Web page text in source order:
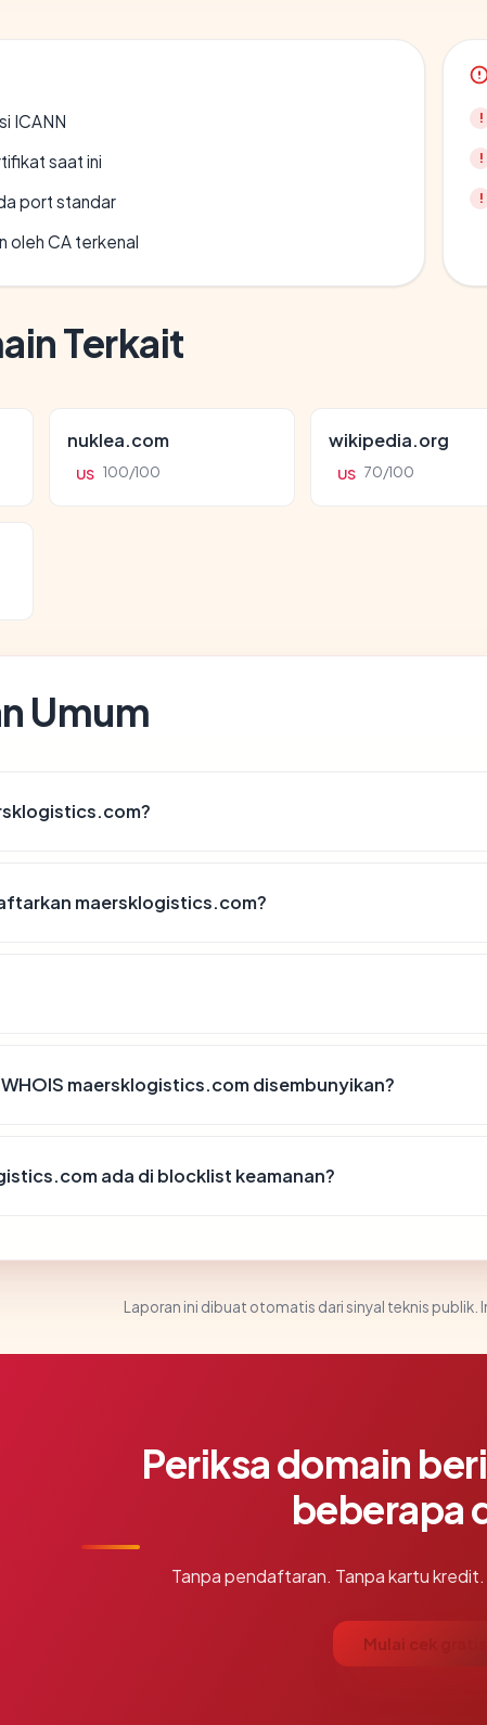
ICANN
saat ini
port standar
oleh CA terkenal
Terkait
nuklea.com
US 100/100
wikipedia.org
US 70/100
Umum
maersklogistics.com?
maersklogistics.com disembunyikan?
ada di blocklist keamanan?
Laporan ini dibuat otomatis dari sinyal teknis publik.
Periksa domain
beberapa
Tanpa pendaftaran. Tanpa kartu
Mulai cek gratis